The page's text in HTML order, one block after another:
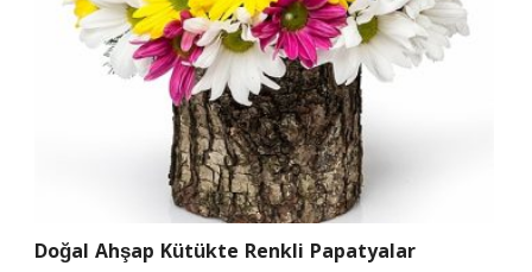
Doğal Ahşap Kütükte Renkli Papatyalar